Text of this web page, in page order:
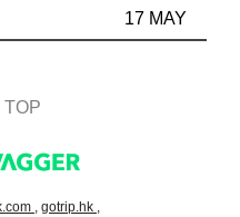
17 MAY
TOP
, gotrip.hk ,